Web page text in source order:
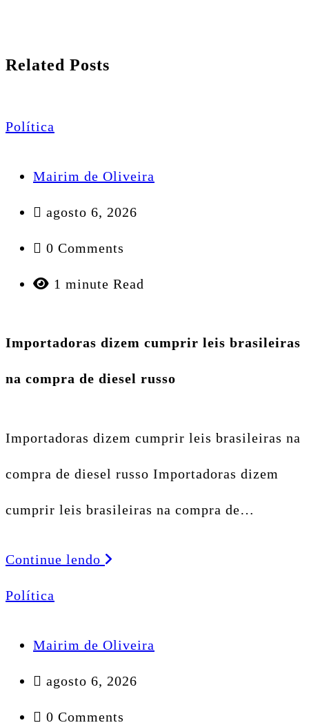
Related Posts
Política
Mairim de Oliveira
agosto 6, 2026
0 Comments
1 minute Read
Importadoras dizem cumprir leis brasileiras
na compra de diesel russo
Importadoras dizem cumprir leis brasileiras na
compra de diesel russo Importadoras dizem
cumprir leis brasileiras na compra de…
Continue lendo
Política
Mairim de Oliveira
agosto 6, 2026
0 Comments